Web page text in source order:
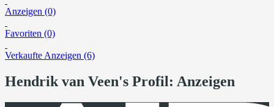
Anzeigen (0)
Favoriten (0)
Verkaufte Anzeigen (6)
Hendrik van Veen's Profil: Anzeigen